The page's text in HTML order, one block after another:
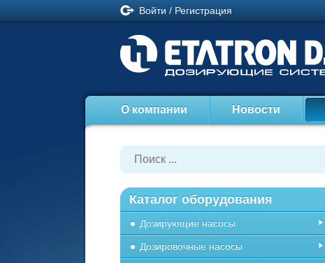
Войти / Регистрация
О компании Новости
Каталог оборудования
Дозирующие насосы
Дозировочные насосы